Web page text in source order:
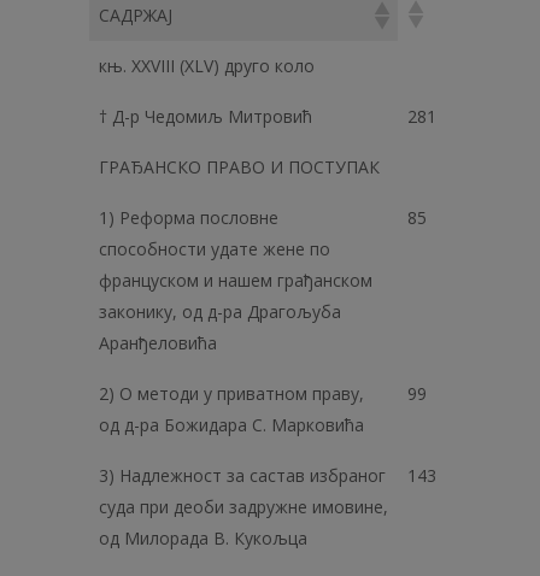
САДРЖАЈ
књ. XXVIII (XLV) друго коло
† Д-р Чедомиљ Митровић 281
ГРАЂАНСКО ПРАВО И ПОСТУПАК
1) Реформа пословне
способности удате жене по
француском и нашем грађанском
законику, од д-ра Драгољуба
Аранђеловића
85
2) О методи у приватном праву,
од д-ра Божидара С. Марковића
99
3) Надлежност за састав избраног
суда при деоби задружне имовине,
од Милорада В. Кукољца
143